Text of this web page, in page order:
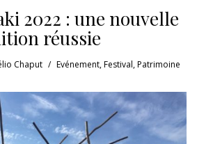
2022 : une nouvelle
réussie
Chaput Evénement,Festival,Patrimoine